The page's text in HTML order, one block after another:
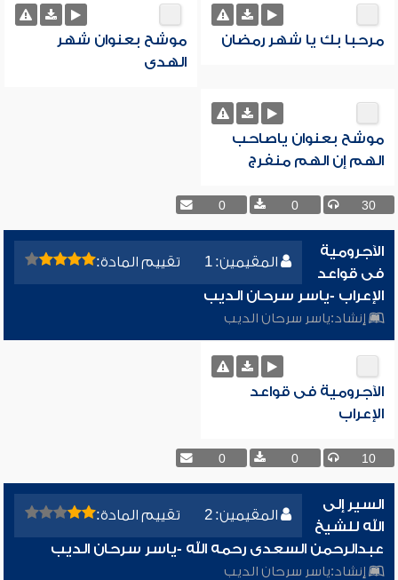
مرحبا بك يا شهر رمضان
موشح بعنوان شهر
الهدى
موشح بعنوان ياصاحب
الهم إن الهم منفرج
30
0
0
المقيمين: 1 تقييم المادة:
الآجرومية
فى قواعد
الإعراب -ياسر سرحان الديب
إنشاد:ياسر سرحان الديب
الآجرومية فى قواعد
الإعراب
10
0
0
المقيمين: 2 تقييم المادة:
السير إلى
الله للشيخ
عبدالرحمن السعدى رحمه الله -ياسر سرحان الديب
إنشاد:ياسر سرحان الديب